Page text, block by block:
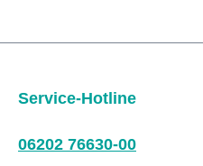
Service-Hotline
06202 76630-00